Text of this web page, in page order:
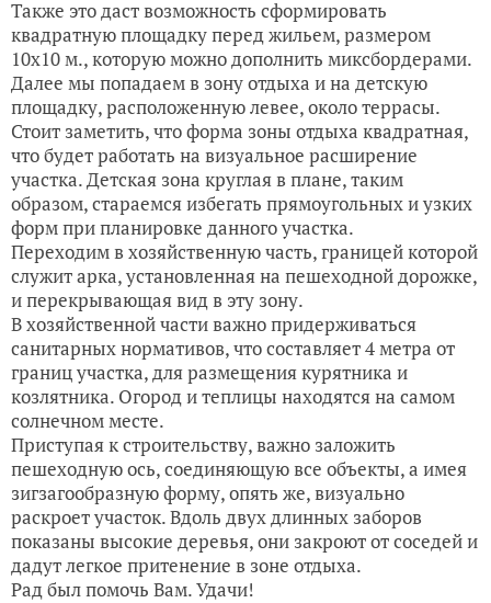
Также это даст возможность сформировать
квадратную площадку перед жильем, размером
10х10 м., которую можно дополнить миксбордерами.
Далее мы попадаем в зону отдыха и на детскую
площадку, расположенную левее, около террасы.
Стоит заметить, что форма зоны отдыха квадратная,
что будет работать на визуальное расширение
участка. Детская зона круглая в плане, таким
образом, стараемся избегать прямоугольных и узких
форм при планировке данного участка.
Переходим в хозяйственную часть, границей которой
служит арка, установленная на пешеходной дорожке,
и перекрывающая вид в эту зону.
В хозяйственной части важно придерживаться
санитарных нормативов, что составляет 4 метра от
границ участка, для размещения курятника и
козлятника. Огород и теплицы находятся на самом
солнечном месте.
Приступая к строительству, важно заложить
пешеходную ось, соединяющую все объекты, а имея
зигзагообразную форму, опять же, визуально
раскроет участок. Вдоль двух длинных заборов
показаны высокие деревья, они закроют от соседей и
дадут легкое притенение в зоне отдыха.
Рад был помочь Вам. Удачи!